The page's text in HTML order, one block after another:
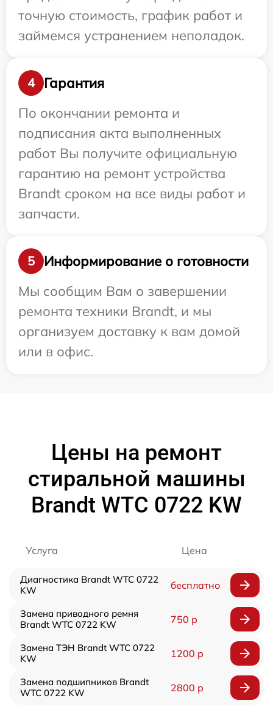
точную стоимость, график работ и
займемся устранением неполадок.
4
Гарантия
По окончании ремонта и
подписания акта выполненных
работ Вы получите официальную
гарантию на ремонт устройства
Brandt сроком на все виды работ и
запчасти.
5
Информирование о готовности
Мы сообщим Вам о завершении
ремонта техники Brandt, и мы
организуем доставку к вам домой
или в офис.
Цены на ремонт
стиральной машины
Brandt WTC 0722 KW
Услуга Цена
Диагностика Brandt WTC 0722
KW
бесплатно
Замена приводного ремня
Brandt WTC 0722 KW
750 р
Замена ТЭН Brandt WTC 0722
KW
1200 р
Замена подшипников Brandt
WTC 0722 KW
2800 р